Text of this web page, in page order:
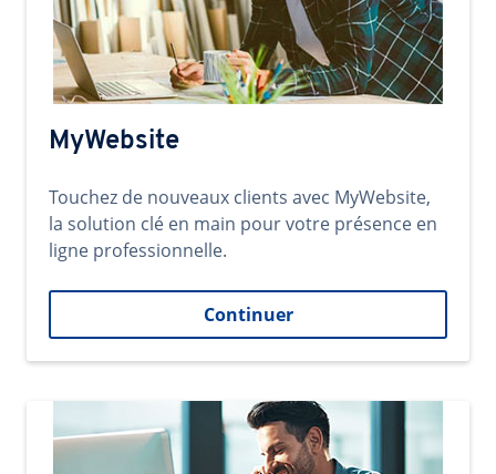
MyWebsite
Touchez de nouveaux clients avec MyWebsite,
la solution clé en main pour votre présence en
ligne professionnelle.
Continuer